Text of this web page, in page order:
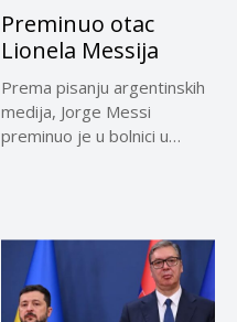
Preminuo otac
Lionela Messija
Prema pisanju argentinskih
medija, Jorge Messi
preminuo je u bolnici u